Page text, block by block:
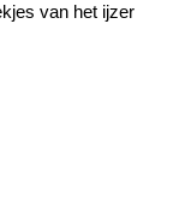
van het ijzer